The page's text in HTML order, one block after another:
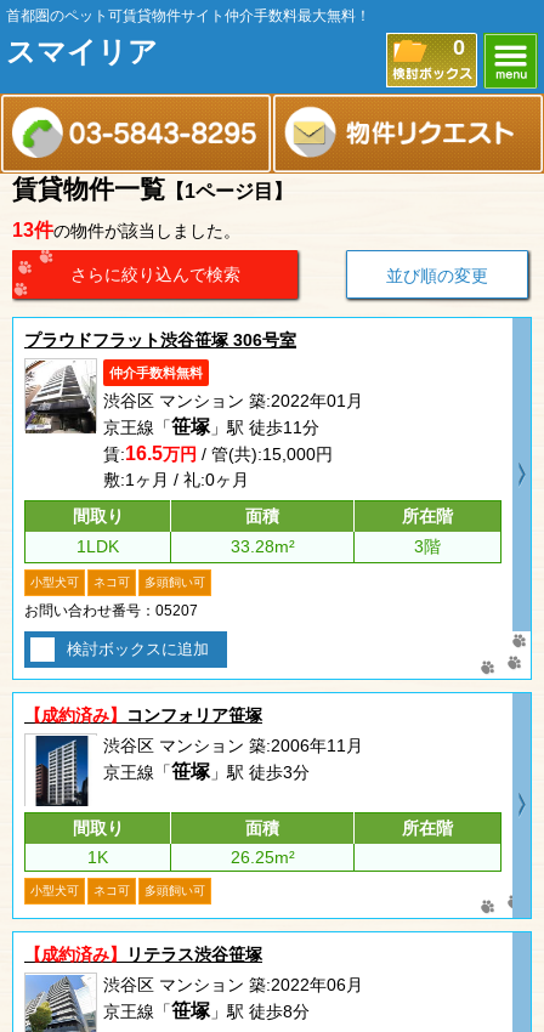
首都圏のペット可賃貸物件サイト仲介手数料最大無料！
スマイリア 0
賃貸物件一覧 【1ページ目】
13件の物件が該当しました。
さらに絞り込んで検索 並び順の変更
プラウドフラット渋谷笹塚 306号室
仲介手数料無料
渋谷区 マンション 築:2022年01月
京王線「笹塚」駅 徒歩11分
賃:16.5万円 / 管(共):15,000円
敷:1ヶ月 / 礼:0ヶ月
間取り
面積
所在階
1LDK
33.28m² 3階
小型犬可 ネコ可 多頭飼い可
お問い合わせ番号：05207
検討ボックスに追加
【成約済み】
コンフォリア笹塚
渋谷区 マンション 築:2006年11月
京王線「笹塚」駅 徒歩3分
間取り 面積
所在階
1K
26.25m²
小型犬可 ネコ可 多頭飼い可
【成約済み】
リテラス渋谷笹塚
渋谷区 マンション 築:2022年06月
京王線「笹塚」駅 徒歩8分